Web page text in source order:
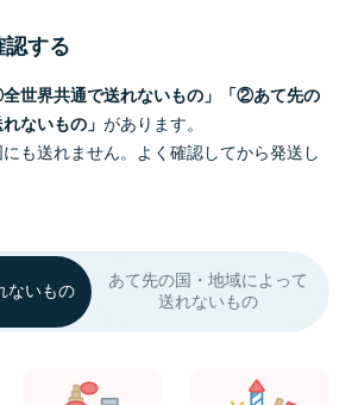
する
全世界共通で送れないもの」「②あて先の
ないもの」 があります。
も送れません。よく確認してから発送し
ないもの
あて先の国・地域によって
送れないもの